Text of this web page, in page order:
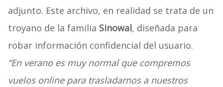
adjunto. Este archivo, en realidad se trata de un
troyano de la familia Sinowal, diseñada para
robar información confidencial del usuario.
“En verano es muy normal que compremos
vuelos online para trasladarnos a nuestros